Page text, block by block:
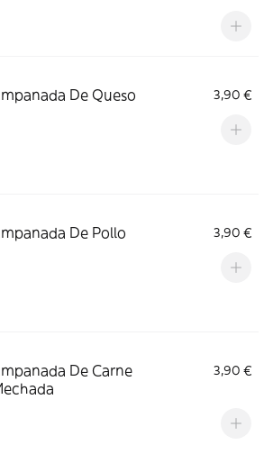
De Queso 3,90 €
De Pollo 3,90 €
De Carne
3,90 €